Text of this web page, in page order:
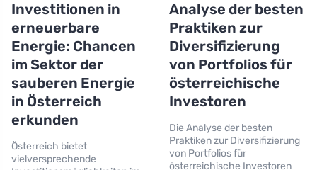
Investitionen in
erneuerbare
Energie: Chancen
im Sektor der
sauberen Energie
in Österreich
erkunden
Österreich bietet
vielversprechende
Analyse der besten
Praktiken zur
Diversifizierung
von Portfolios für
österreichische
Investoren
Die Analyse der besten
Praktiken zur Diversifizierung
von Portfolios für
österreichische Investoren